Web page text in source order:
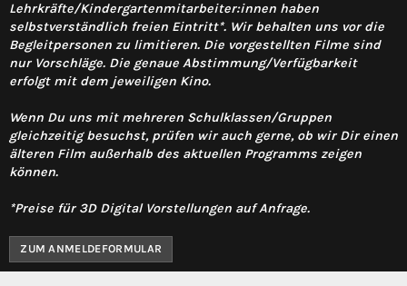
Lehrkräfte/Kindergartenmitarbeiter:innen haben
selbstverständlich freien Eintritt*. Wir behalten uns vor die
Begleitpersonen zu limitieren. Die vorgestellten Filme sind
nur Vorschläge. Die genaue Abstimmung/Verfügbarkeit
erfolgt mit dem jeweiligen Kino.
Wenn Du uns mit mehreren Schulklassen/Gruppen
gleichzeitig besuchst, prüfen wir auch gerne, ob wir Dir einen
älteren Film außerhalb des aktuellen Programms zeigen
können.
*Preise für 3D Digital Vorstellungen auf Anfrage.
ZUM ANMELDEFORMULAR